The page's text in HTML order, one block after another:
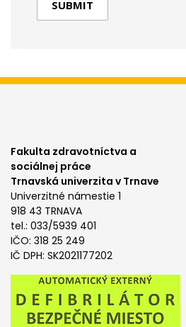
Fakulta zdravotníctva a
sociálnej práce
Trnavská univerzita v Trnave
Univerzitné námestie 1
918 43 TRNAVA
tel.: 033/5939 401
IČO: 318 25 249
IČ DPH: SK2021177202